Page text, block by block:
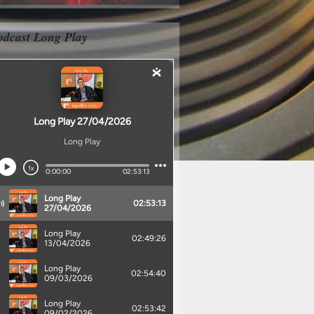
Long Play